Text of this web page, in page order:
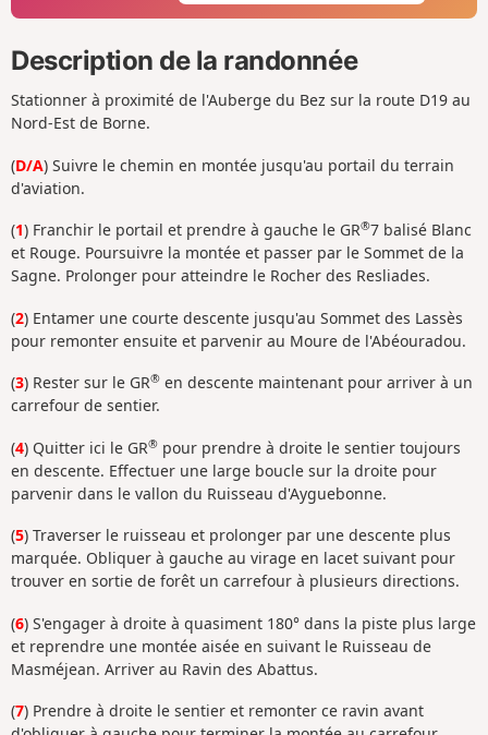
Description de la randonnée
Stationner à proximité de l'Auberge du Bez sur la route D19 au
Nord-Est de Borne.
(D/A) Suivre le chemin en montée jusqu'au portail du terrain
d'aviation.
(1) Franchir le portail et prendre à gauche le GR®7 balisé Blanc
et Rouge. Poursuivre la montée et passer par le Sommet de la
Sagne. Prolonger pour atteindre le Rocher des Resliades.
(2) Entamer une courte descente jusqu'au Sommet des Lassès
pour remonter ensuite et parvenir au Moure de l'Abéouradou.
(3) Rester sur le GR® en descente maintenant pour arriver à un
carrefour de sentier.
(4) Quitter ici le GR® pour prendre à droite le sentier toujours
en descente. Effectuer une large boucle sur la droite pour
parvenir dans le vallon du Ruisseau d'Ayguebonne.
(5) Traverser le ruisseau et prolonger par une descente plus
marquée. Obliquer à gauche au virage en lacet suivant pour
trouver en sortie de forêt un carrefour à plusieurs directions.
(6) S'engager à droite à quasiment 180° dans la piste plus large
et reprendre une montée aisée en suivant le Ruisseau de
Masméjean. Arriver au Ravin des Abattus.
(7) Prendre à droite le sentier et remonter ce ravin avant